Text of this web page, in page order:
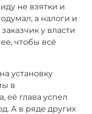
не взятки и
а налоги и
у власти
чтобы всё
установку
в
её глава успел
А в ряде других